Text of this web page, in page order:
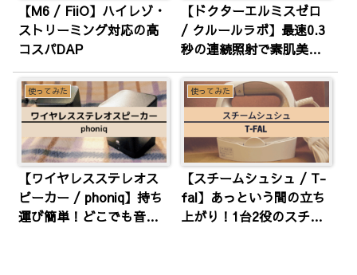
【M6 / FiiO】ハイレゾ・
ストリーミング対応の高
コスパDAP
【ドクターエルミスゼロ
/ クルールラボ】最速0.3
秒の連続照射で素肌美人
へ
使ってみた
【ワイヤレスステレオス
ピーカー / phoniq】持ち
運び簡単！どこでも音楽
使ってみた
【スチームシュシュ / T-
fal】あっという間の立ち
上がり！1台2役のスチー